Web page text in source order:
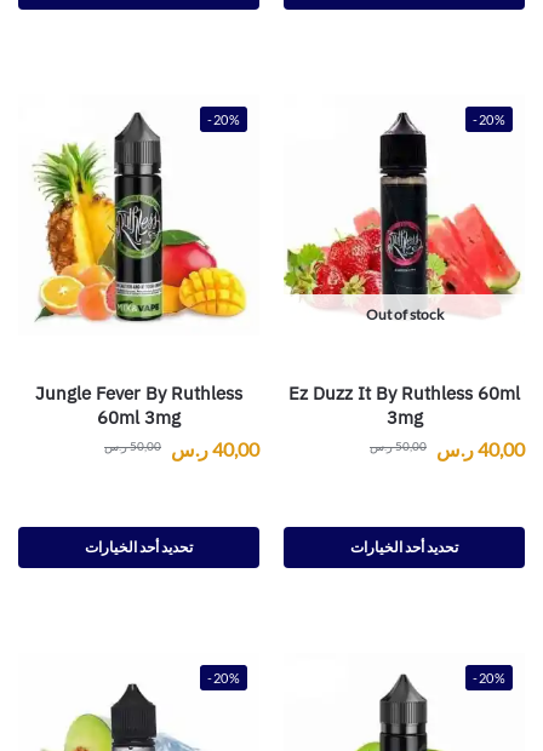
-20%
Out of stock
Ez Duzz It By Ruthless 60ml
3mg
50,00ر.س 40,00ر.س
تحديد أحد الخيارات
-20%
Jungle Fever By Ruthless
60ml 3mg
50,00ر.س 40,00ر.س
تحديد أحد الخيارات
-20%
-20%